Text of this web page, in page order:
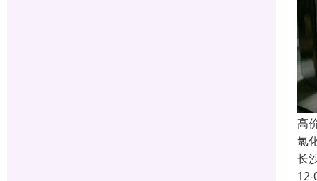
高
氯
长
12-